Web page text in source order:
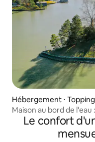
Hébergement ⋅ Topping
Maison au bord de
Le confort